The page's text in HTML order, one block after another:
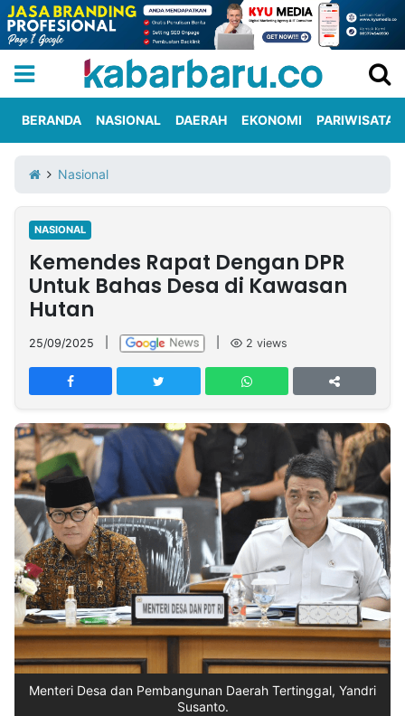
Iklan
Berita
Kami
Nasional
International
Olahraga
Entertainment
Daerah
Pariwisata
Kuliner
Kolom
Network
PT
TREETAN
INDONESIA
Partner
Insight
NTB
Suara
Time
Lens
IDN
Daily
Jogja
Jalan
Rakyat
Idealita
News
Kita
Notice
Dinamikapost.com
Radar
Baru
Seedbacklink
Follow
Kabarbaru
BERANDA NASIONAL DAERAH EKONOMI PARIWISATA
Nasional
NASIONAL
Kemendes Rapat Dengan DPR
Untuk Bahas Desa di Kawasan
Hutan
25/09/2025 2 views
Menteri Desa dan Pembangunan Daerah Tertinggal, Yandri
Susanto.